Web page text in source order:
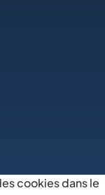
cookies dans le